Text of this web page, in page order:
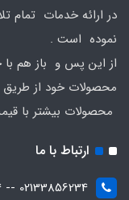
در ارائه خدمات تمام
نموده است .
از این پس و باز هم با
محصولات خود از طریق
محصولات بیشتر با
ارتباط با ما
02133856234 -- 09124884574